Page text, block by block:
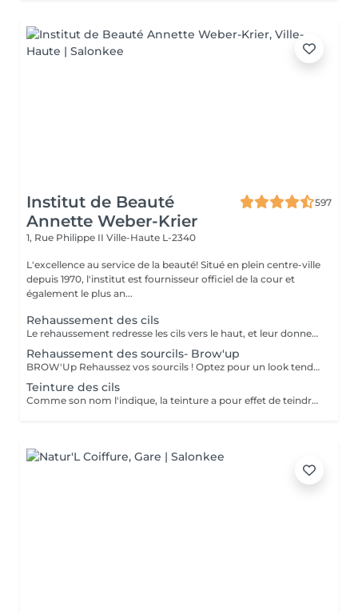
Institut de Beauté
Annette Weber-Krier
597
1, Rue Philippe II Ville-Haute L-2340
L'excellence au service de la beauté! Situé en plein centre-ville
depuis 1970, l'institut est fournisseur officiel de la cour et
également le plus an...
Rehaussement des cils
Le rehaussement redresse les cils vers le haut, et leur donne une superbe courbure, de la longueur, de la hauteur et du volume : vos cils paraissent plus longs et plus denses. Pour toutes celles qui veulent avoir un regard intense et des cils plus longs c'est une technique qui rallonge vos propres cils sans avoir recours aux extensions de cils. Elle peut être complémentaire à l'application d'extensions de cils, afin de faciliter leur application lorsque vos cils sont trop droits ou trop recourbés : Une beauté en un clin d'oeil ! Le soin ne dure que 45 minutes et n'est pas inconfortable : son effet recourbant dure entre 8 et 12 semaines, ce qui correspond au cycle naturel des cils. Tout de suite après le rehaussement, nous vous proposons soit une teinture des cils, pour intensifier la couleur de vos cils, soit un soin à la kératine, un traitement unique pour nourrir, épaissir et hydrater vos cils naturels ,soit l'application d'un mascara semi-permanent afin d'en améliorer encore l'aspect ' maquillé ' ( tenue 3-4 semaines). Vous avez la possibilité de faire tous ces soins en un même séance :))
Rehaussement des sourcils- Brow'up
BROW'Up Rehaussez vos sourcils ! Optez pour un look tendance ! Découvrez cette toute dernière tendance ! Le principe consiste à modifier le mouvement de vos poils de manière durable (+/- 6 semaines) en les rehaussant vers le haut et/ou dans leur mouvement naturel. Pourquoi ? Le sourcil sera plus ouvert, plus dense, il ouvrira considérablement le regard. Très utilisé par les plus grands maquilleurs, le coiffage du sourcil vers le haut à un vrai impact sur le regard, qui parait comme lifté, rehaussé. Egalement très utilisé en Amérique latine et en Asie, car les poils ont tendance à chuter vers le bas. Cette technique permet de les discipliner pour obtenir une ligne harmonieuse. Très utile également pour des sourcils qui frisent, qui prennent de mauvais plis , ou qui sont trop longs. Le but étant de les plaquer dans le sens le plus optimal . Messieurs, cette technique peut également vous convenir pour discipliner les volumes ! Sublime mariage avec une teinture 3D/HD Brow
Teinture des cils
Comme son nom l'indique, la teinture a pour effet de teindre les cils ou les sourcils et de les gainer très légèrement. Idéal pour les personnes aux cils ou sourcils clairs qui souhaitent avoir en toute occasion avec ou sans mascara des cils ou sourcils plus foncés (noirs, bruns, marrons).